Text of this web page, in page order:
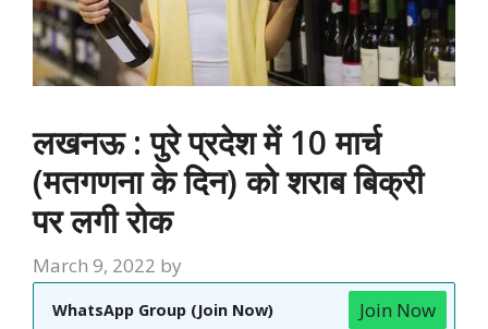
लखनऊ : पुरे प्रदेश में 10 मार्च
(मतगणना के दिन) को शराब बिक्री
पर लगी रोक
March 9, 2022 by
WhatsApp Group (Join Now) Join Now